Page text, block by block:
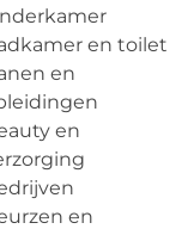
en toilet
en
en
en